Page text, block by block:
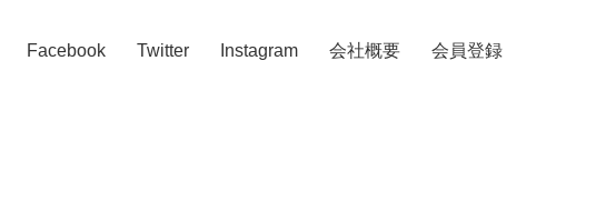
Facebook Twitter Instagram 会社概要 会員登録